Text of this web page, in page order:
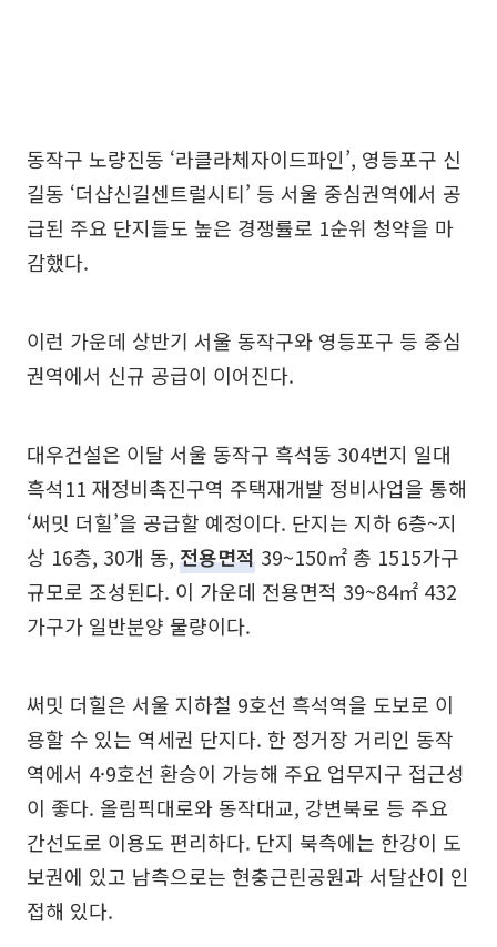
동작구 노량진동 ‘라클라체자이드파인’, 영등포구 신
길동 ‘더샵신길센트럴시티’ 등 서울 중심권역에서 공
급된 주요 단지들도 높은 경쟁률로 1순위 청약을 마
감했다.
이런 가운데 상반기 서울 동작구와 영등포구 등 중심
권역에서 신규 공급이 이어진다.
대우건설은 이달 서울 동작구 흑석동 304번지 일대
흑석11 재정비촉진구역 주택재개발 정비사업을 통해
‘써밋 더힐’을 공급할 예정이다. 단지는 지하 6층~지
상 16층, 30개 동, 전용면적 39~150㎡ 총 1515가구
규모로 조성된다. 이 가운데 전용면적 39~84㎡ 432
가구가 일반분양 물량이다.
써밋 더힐은 서울 지하철 9호선 흑석역을 도보로 이
용할 수 있는 역세권 단지다. 한 정거장 거리인 동작
역에서 4·9호선 환승이 가능해 주요 업무지구 접근성
이 좋다. 올림픽대로와 동작대교, 강변북로 등 주요
간선도로 이용도 편리하다. 단지 북측에는 한강이 도
보권에 있고 남측으로는 현충근린공원과 서달산이 인
접해 있다.